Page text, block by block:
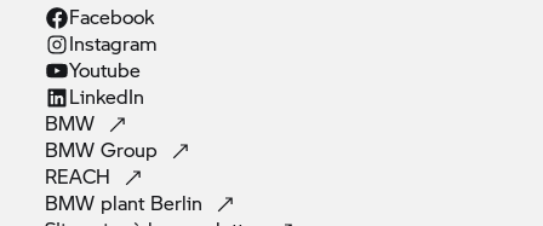
Facebook
Instagram
Youtube
LinkedIn
BMW
BMWGroup
REACH
BMW plant Berlin